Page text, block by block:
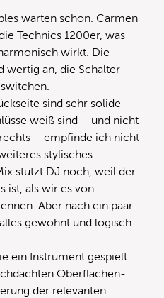
warten schon. Carmen
Technics 1200er, was
wirkt. Die
wertig an, die Schalter
sind sehr solide
weiß sind – und nicht
– empfinde ich nicht
stylisches
stutzt DJ noch, weil der
ist, als wir es von
Aber nach ein paar
gewohnt und logisch
ein Instrument gespielt
Oberflächen-
der relevanten